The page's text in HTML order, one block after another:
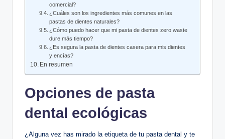
comercial?
¿Cuáles son los ingredientes más comunes en las
pastas de dientes naturales?
¿Cómo puedo hacer que mi pasta de dientes zero waste
dure más tiempo?
¿Es segura la pasta de dientes casera para mis dientes
y encías?
En resumen
Opciones de pasta
dental ecológicas
¿Alguna vez has mirado la etiqueta de tu pasta dental y te